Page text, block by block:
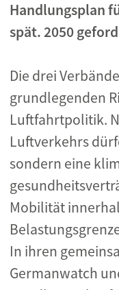
Handlungsplan
spät. 2050
Die drei
grundlegenden
Luftfahrtpolitik.
Luftverkehrs
sondern eine
Mobilität
In ihren
Germanwatch